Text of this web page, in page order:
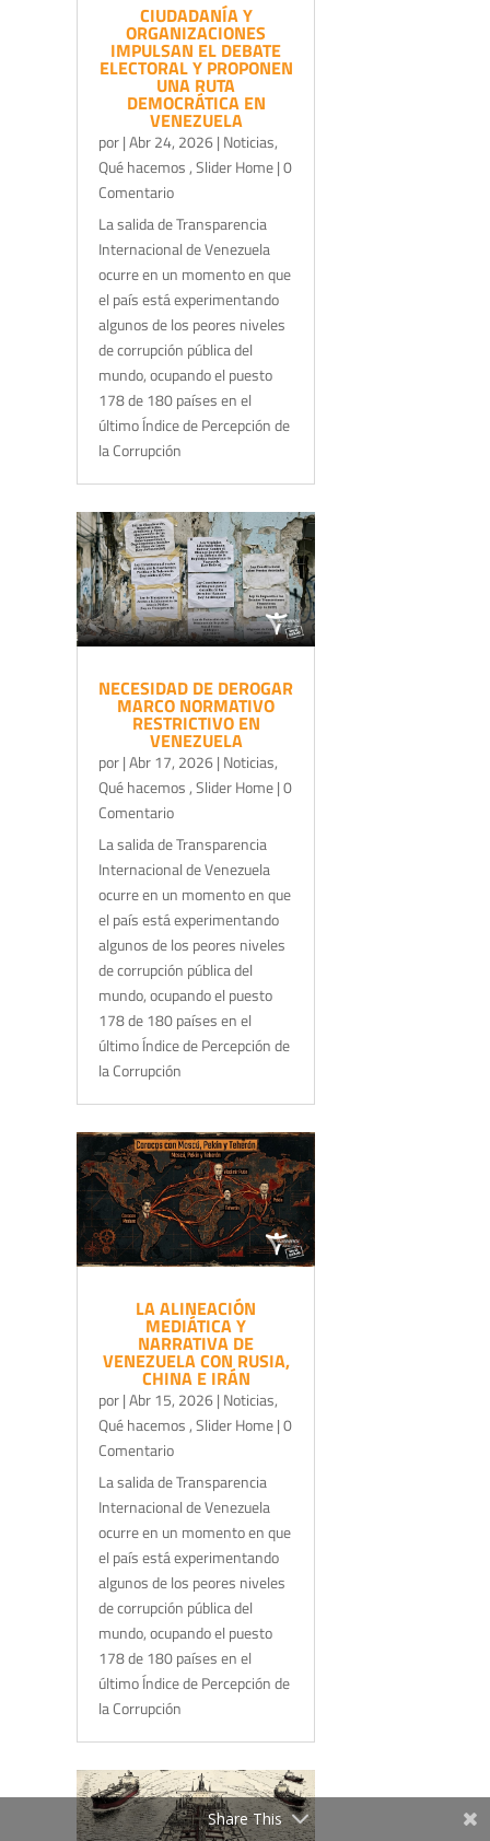
CIUDADANÍA Y
ORGANIZACIONES
IMPULSAN EL DEBATE
ELECTORAL Y PROPONEN
UNA RUTA
DEMOCRÁTICA EN
VENEZUELA
por|Abr 24, 2026| Noticias,
Qué hacemos ,Slider Home| 0
Comentario
La salida de Transparencia
Internacional de Venezuela
ocurre en un momento en que
el país está experimentando
algunos de los peores niveles
de corrupción pública del
mundo, ocupando el puesto
178 de 180 países en el
último Índice de Percepción de
la Corrupción
NECESIDAD DE DEROGAR
MARCO NORMATIVO
RESTRICTIVO EN
VENEZUELA
por|Abr 17, 2026| Noticias,
Qué hacemos ,Slider Home| 0
Comentario
La salida de Transparencia
Internacional de Venezuela
ocurre en un momento en que
el país está experimentando
algunos de los peores niveles
de corrupción pública del
mundo, ocupando el puesto
178 de 180 países en el
último Índice de Percepción de
la Corrupción
LA ALINEACIÓN
MEDIÁTICA Y
NARRATIVA DE
VENEZUELA CON RUSIA,
CHINA E IRÁN
por|Abr 15, 2026| Noticias,
Qué hacemos ,Slider Home| 0
Comentario
La salida de Transparencia
Internacional de Venezuela
ocurre en un momento en que
el país está experimentando
algunos de los peores niveles
de corrupción pública del
mundo, ocupando el puesto
178 de 180 países en el
último Índice de Percepción de
la Corrupción
Share This